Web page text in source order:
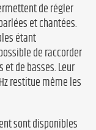
de régler
et chantées.
étant
de raccorder
de basses. Leur
restitue même les
sont disponibles